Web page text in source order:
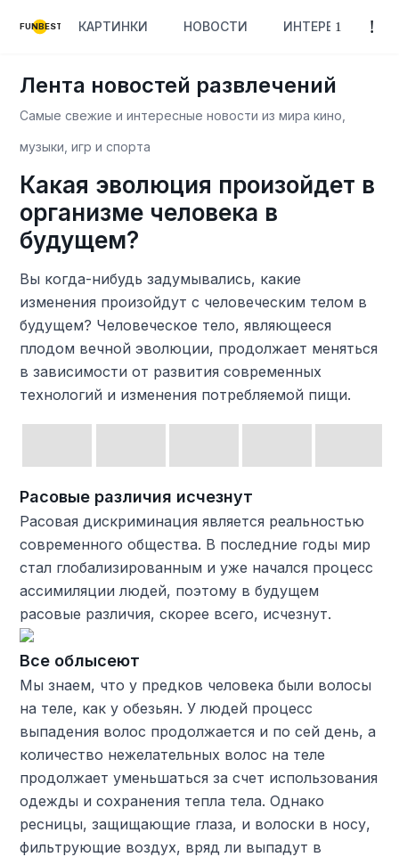
FUNBEST КАРТИНКИ НОВОСТИ ИНТЕРЕСНОЕ
Лента новостей развлечений
Самые свежие и интересные новости из мира кино,
музыки, игр и спорта
Какая эволюция произойдет в
организме человека в
будущем?
Вы когда-нибудь задумывались, какие
изменения произойдут с человеческим телом в
будущем? Человеческое тело, являющееся
плодом вечной эволюции, продолжает меняться
в зависимости от развития современных
технологий и изменения потребляемой пищи.
Расовые различия исчезнут
Расовая дискриминация является реальностью
современного общества. В последние годы мир
стал глобализированным и уже начался процесс
ассимиляции людей, поэтому в будущем
расовые различия, скорее всего, исчезнут.
Все облысеют
Мы знаем, что у предков человека были волосы
на теле, как у обезьян. У людей процесс
выпадения волос продолжается и по сей день, а
количество нежелательных волос на теле
продолжает уменьшаться за счет использования
одежды и сохранения тепла тела. Однако
ресницы, защищающие глаза, и волоски в носу,
фильтрующие воздух, вряд ли выпадут в